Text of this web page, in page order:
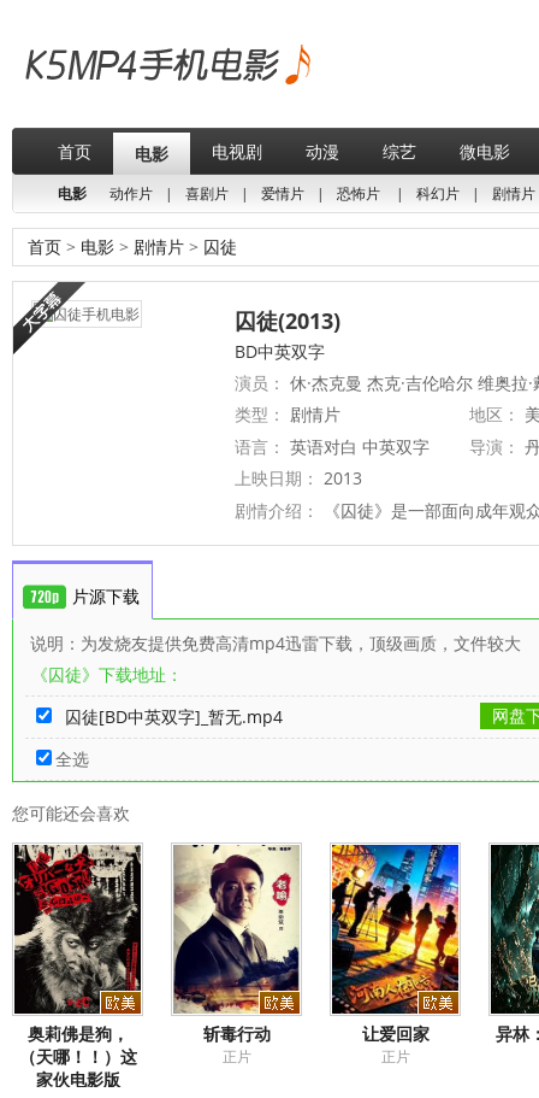
首页 电影 电视剧 动漫 综艺 微电影
电影 动作片 | 喜剧片 | 爱情片 | 恐怖片 | 科幻片 | 剧情片
首页 > 电影 > 剧情片 > 囚徒
囚徒(2013)
BD中英双字
演员： 休·杰克曼 杰克·吉伦哈尔 维奥拉
类型： 剧情片 地区：
语言： 英语对白 中英双字 导演：
上映日期： 2013
剧情介绍：
《囚徒》是一部面向成年观
片源下载
说明：为发烧友提供免费高清mp4迅雷下载，顶级画质，文件较大
《囚徒》下载地址：
囚徒[BD中英双字]_暂无.mp4
网盘
全选
您可能还会喜欢
奥莉佛是狗，
（天哪！！）这
家伙电影版
斩毒行动
正片
让爱回家
正片
异林